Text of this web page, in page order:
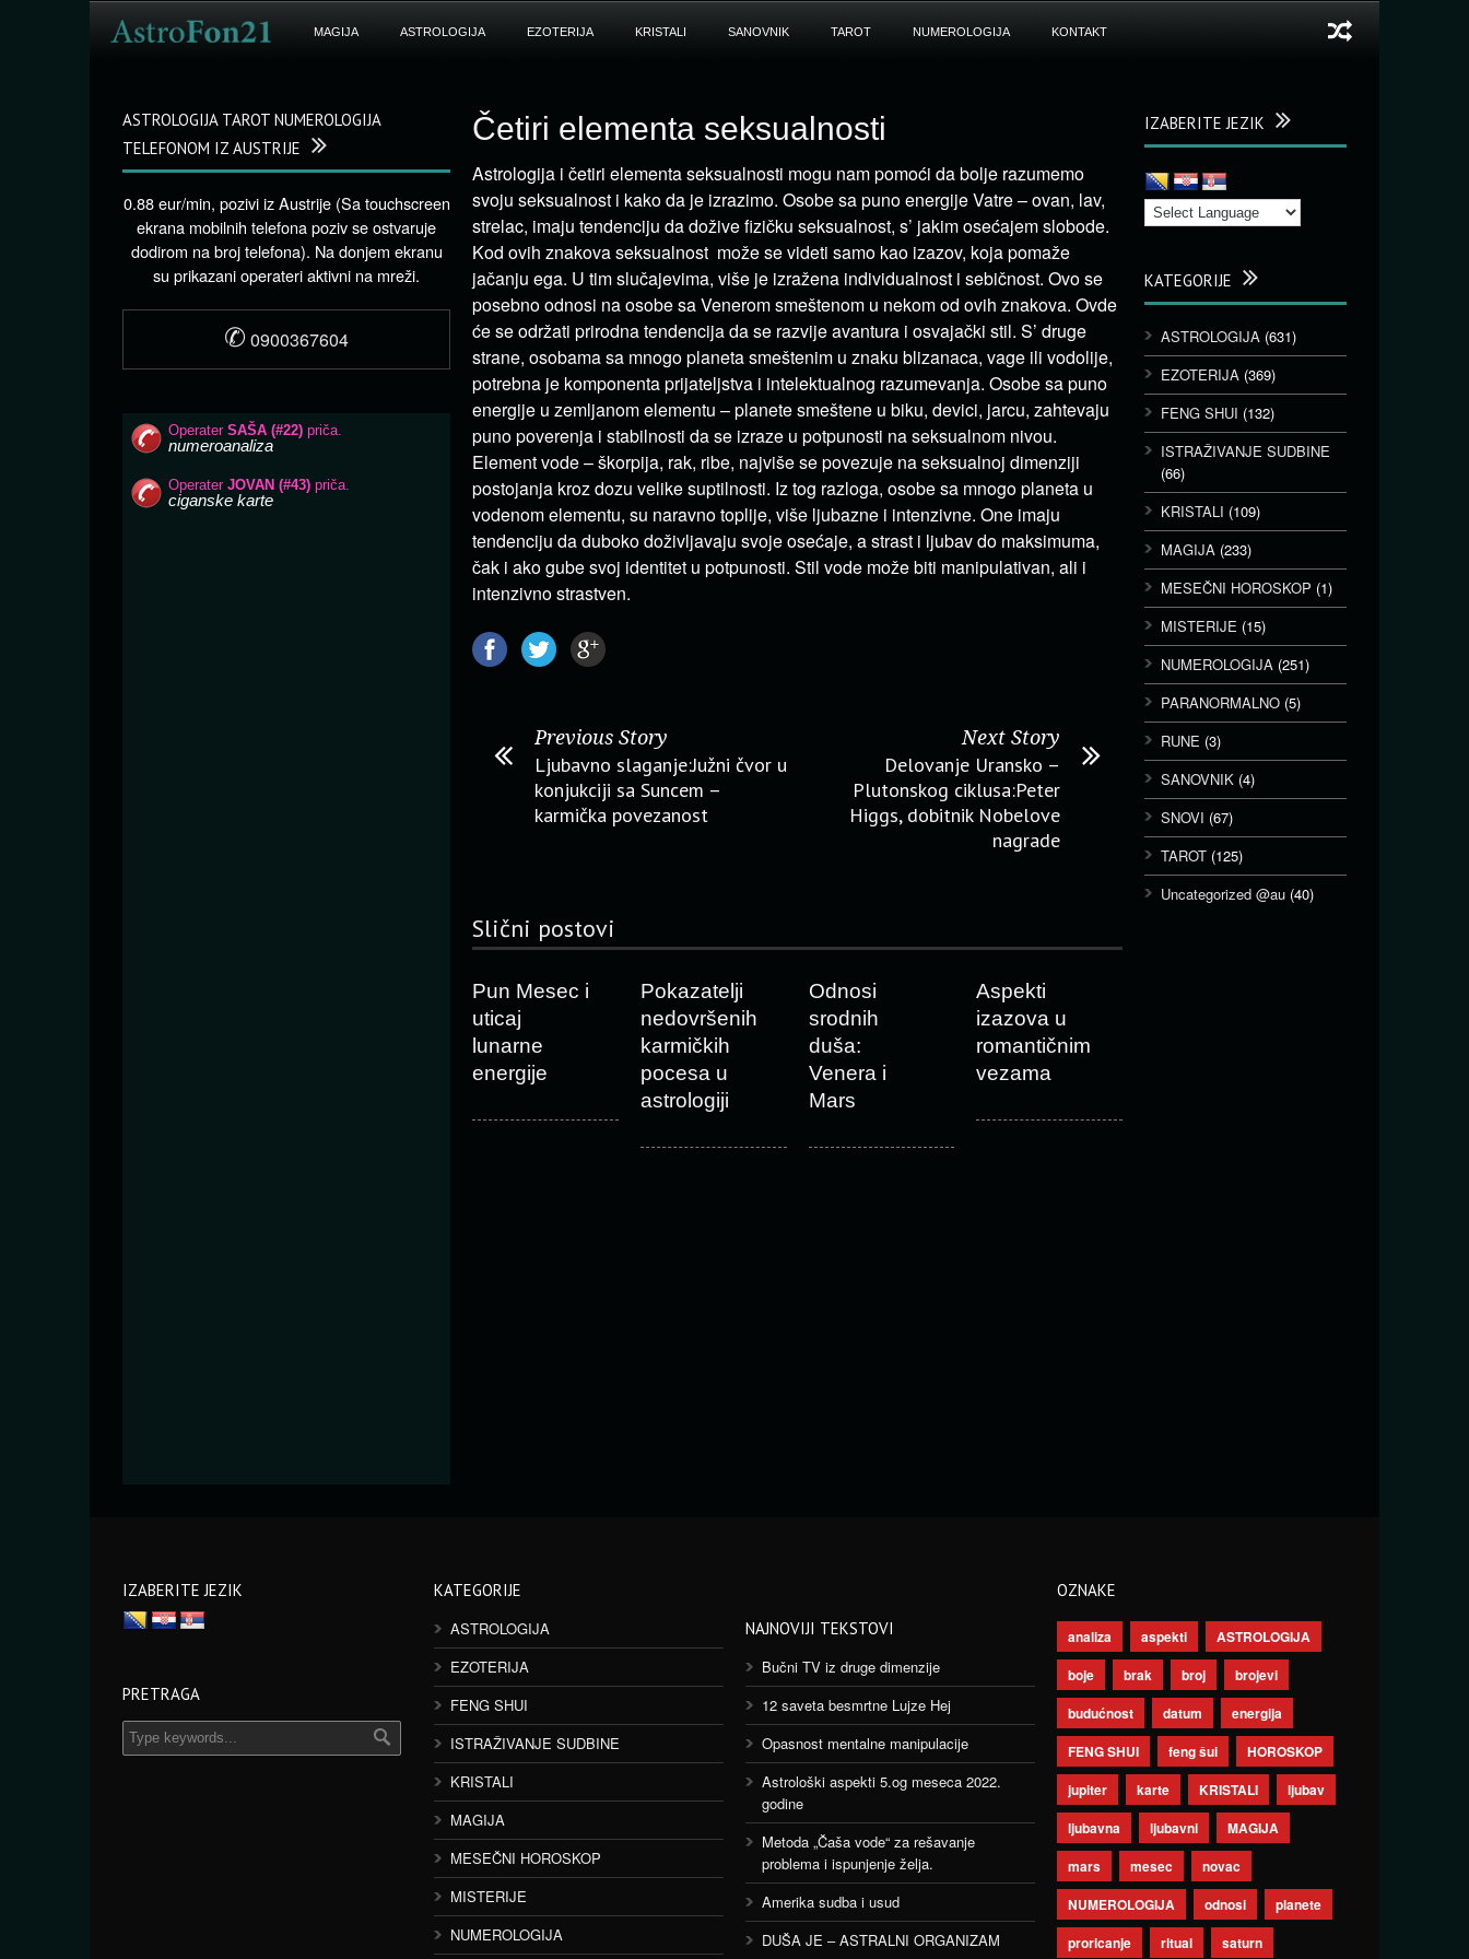
MAGIJA ASTROLOGIJA EZOTERIJA KRISTALI SANOVNIK TAROT NUMEROLOGIJA KONTAKT
Četiri elementa seksualnosti
Astrologija i četiri elementa seksualnosti mogu nam pomoći da bolje razumemo
svoju seksualnost i kako da je izrazimo. Osobe sa puno energije Vatre – ovan, lav,
strelac, imaju tendenciju da dožive fizičku seksualnost, s’ jakim osećajem slobode.
Kod ovih znakova seksualnost može se videti samo kao izazov, koja pomaže
jačanju ega. U tim slučajevima, više je izražena individualnost i sebičnost. Ovo se
posebno odnosi na osobe sa Venerom smeštenom u nekom od ovih znakova. Ovde
će se održati prirodna tendencija da se razvije avantura i osvajački stil. S’ druge
strane, osobama sa mnogo planeta smeštenim u znaku blizanaca, vage ili vodolije,
potrebna je komponenta prijateljstva i intelektualnog razumevanja. Osobe sa puno
energije u zemljanom elementu – planete smeštene u biku, devici, jarcu, zahtevaju
puno poverenja i stabilnosti da se izraze u potpunosti na seksualnom nivou.
Element vode – škorpija, rak, ribe, najviše se povezuje na seksualnoj dimenziji
postojanja kroz dozu velike suptilnosti. Iz tog razloga, osobe sa mnogo planeta u
vodenom elementu, su naravno toplije, više ljubazne i intenzivne. One imaju
tendenciju da duboko doživljavaju svoje osećaje, a strast i ljubav do maksimuma,
čak i ako gube svoj identitet u potpunosti. Stil vode može biti manipulativan, ali i
intenzivno strastven.
Previous Story
Ljubavno slaganje:Južni čvor u
konjukciji sa Suncem –
karmička povezanost
Next Story
Delovanje Uransko –
Plutonskog ciklusa:Peter
Higgs, dobitnik Nobelove
nagrade
Slični postovi
Pun Mesec i
uticaj
lunarne
energije
Pokazatelji
nedovršenih
karmičkih
pocesa u
astrologiji
Odnosi
srodnih
duša:
Venera i
Mars
Aspekti
izazova u
romantičnim
vezama
IZABERITE JEZIK
KATEGORIJE
ASTROLOGIJA (631)
EZOTERIJA (369)
FENG SHUI (132)
ISTRAŽIVANJE SUDBINE
(66)
KRISTALI (109)
MAGIJA (233)
MESEČNI HOROSKOP (1)
MISTERIJE (15)
NUMEROLOGIJA (251)
PARANORMALNO (5)
RUNE (3)
SANOVNIK (4)
SNOVI (67)
TAROT (125)
Uncategorized @au (40)
ASTROLOGIJA TAROT NUMEROLOGIJA
TELEFONOM IZ AUSTRIJE
0.88 eur/min, pozivi iz Austrije (Sa touchscreen
ekrana mobilnih telefona poziv se ostvaruje
dodirom na broj telefona). Na donjem ekranu
su prikazani operateri aktivni na mreži.
✆ 0900367604
IZABERITE JEZIK
PRETRAGA
KATEGORIJE
ASTROLOGIJA
EZOTERIJA
FENG SHUI
ISTRAŽIVANJE SUDBINE
KRISTALI
MAGIJA
MESEČNI HOROSKOP
MISTERIJE
NUMEROLOGIJA
NAJNOVIJI TEKSTOVI
Bučni TV iz druge dimenzije
12 saveta besmrtne Lujze Hej
Opasnost mentalne manipulacije
Astrološki aspekti 5.og meseca 2022.
godine
Metoda „Čaša vode“ za rešavanje
problema i ispunjenje želja.
Amerika sudba i usud
DUŠA JE – ASTRALNI ORGANIZAM
OZNAKE
analiza aspekti
ASTROLOGIJA
boje
brak broj
brojevi
budućnost
datum
energija
FENG SHUI
feng šui
HOROSKOP
jupiter
karte KRISTALI
ljubav
ljubavna
ljubavni
MAGIJA
mars
mesec
novac
NUMEROLOGIJA
odnosi
planete
proricanje
ritual saturn